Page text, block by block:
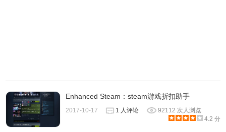
enter(回车键)：开始或暂停
左右键：左右移动
小技巧: 由于游戏本身是一个H5页面， 游戏按键可能由于鼠
Enhanced Steam：steam游戏折扣助手
2017-10-17 1 人评论
92112 次人浏览
4.2 分